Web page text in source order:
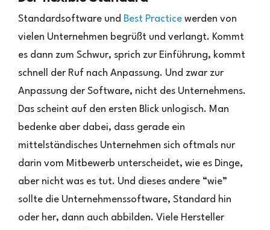
Standardsoftware und Best Practice werden von
vielen Unternehmen begrüßt und verlangt. Kommt
es dann zum Schwur, sprich zur Einführung, kommt
schnell der Ruf nach Anpassung. Und zwar zur
Anpassung der Software, nicht des Unternehmens.
Das scheint auf den ersten Blick unlogisch. Man
bedenke aber dabei, dass gerade ein
mittelständisches Unternehmen sich oftmals nur
darin vom Mitbewerb unterscheidet, wie es Dinge,
aber nicht was es tut. Und dieses andere “wie”
sollte die Unternehmenssoftware, Standard hin
oder her, dann auch abbilden. Viele Hersteller